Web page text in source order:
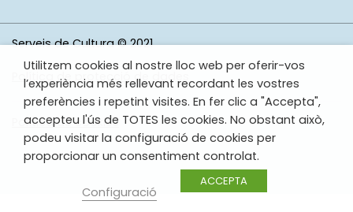
Serveis de Cultura © 2021
Política de protecció de dades
Política de cookies
Utilitzem cookies al nostre lloc web per oferir-vos
l’experiència més rellevant recordant les vostres
preferències i repetint visites. En fer clic a "Accepta",
accepteu l'ús de TOTES les cookies. No obstant això,
podeu visitar la configuració de cookies per
proporcionar un consentiment controlat.
Configuració
ACCEPTA